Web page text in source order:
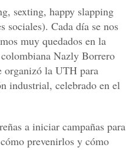
sexting, happy slapping
sociales). Cada día se nos
muy quedados en la
Nazly Borrero
organizó la UTH para
industrial, celebrado en el
a iniciar campañas para
prevenirlos y cómo